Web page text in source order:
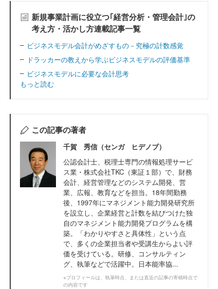
新規事業計画に役立つ｢経営分析・管理会計｣の
考え方・活かし方連載記事一覧
ビジネスモデル会計がめざすもの－究極の計数感覚
ドラッカーの教えから学ぶビジネスモデルの評価基準
ビジネスモデルに必要な会計思考
もっと読む
この記事の著者
千賀 秀信（センガ ヒデノブ）
公認会計士、税理士専門の情報処理サービ
ス業・株式会社TKC（東証１部）で、財務
会計、経営管理などのシステム開発、営
業、広報、教育などを担当。18年間勤務
後、1997年にマネジメント能力開発研究所
を設立し、企業経営と計数を結びつけた独
自のマネジメント能力開発プログラムを構
築。「わかりやすさと具体性」という点
で、多くの企業担当者や受講生からよい評
価を受けている。研修、コンサルティン
グ、執筆などで活躍中。日本能率協...
※プロフィールは、執筆時点、または直近の記事の寄稿時点で
の内容です